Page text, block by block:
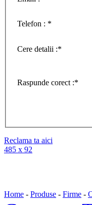
Telefon : *
Cere detalii :*
Raspunde corect :*
Reclama ta aici
485 x 92
Home - Produse - Firme -